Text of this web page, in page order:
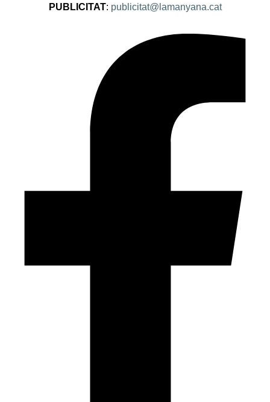
PUBLICITAT: publicitat@lamanyana.cat